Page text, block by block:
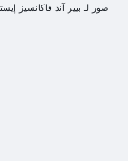
صور لـ بيير آند فاكانسيز